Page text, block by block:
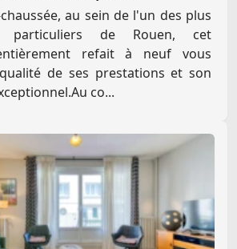
au sein de l'un des plus
particuliers de Rouen, cet
refait à neuf vous
de ses prestations et son
co...